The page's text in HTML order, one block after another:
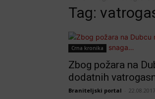
Tag:
Crna kronika
Zbog požara na
dodatnih
Braniteljski portal 22.08.2017